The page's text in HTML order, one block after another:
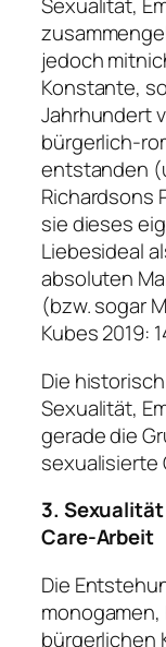
Sexualität,
jedoch
Konstante,
Jahrhundert
bürgerlich-
entstanden
Richardsons
sie dieses
Liebesideal
absoluten
(bzw. sogar
Kubes 2019:
Die
Sexualität,
gerade die
sexualisierte
3.
Care-Arbeit
Die
bürgerlichen